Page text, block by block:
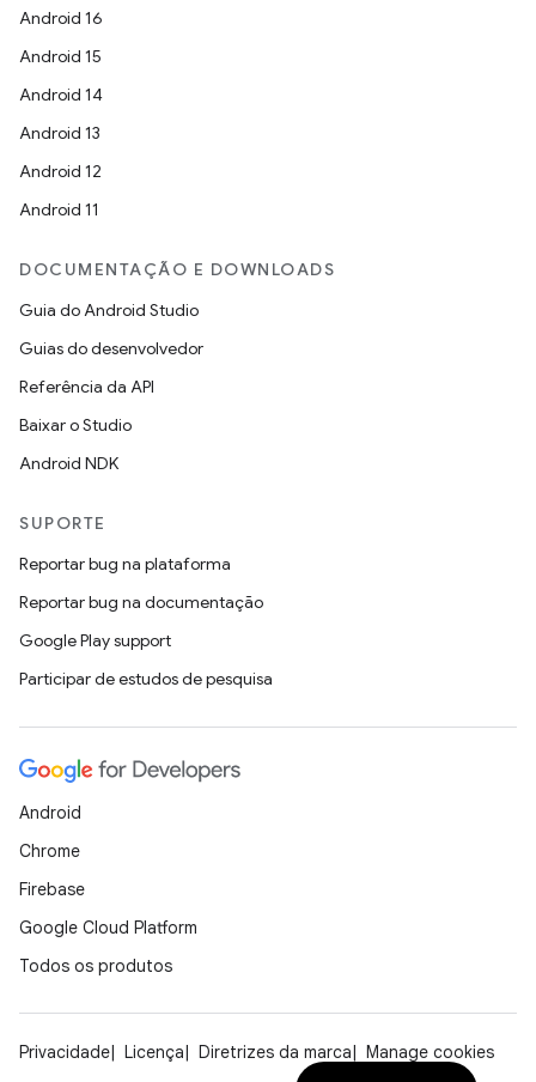
Android 16
Android 15
Android 14
Android 13
Android 12
Android 11
DOCUMENTAÇÃO E DOWNLOADS
Guia do Android Studio
Guias do desenvolvedor
Referência da API
Baixar o Studio
Android NDK
SUPORTE
Reportar bug na plataforma
Reportar bug na documentação
Google Play support
Participar de estudos de pesquisa
Android
Chrome
Firebase
Google Cloud Platform
Todos os produtos
Privacidade Licença Diretrizes da marca
Manage cookies